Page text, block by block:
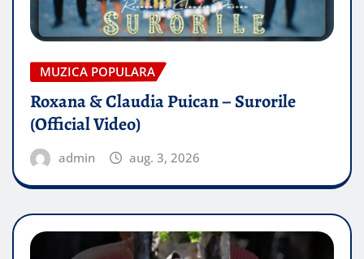
MUZICA POPULARA
Roxana & Claudia Puican – Surorile
(Official Video)
admin aug. 3, 2026